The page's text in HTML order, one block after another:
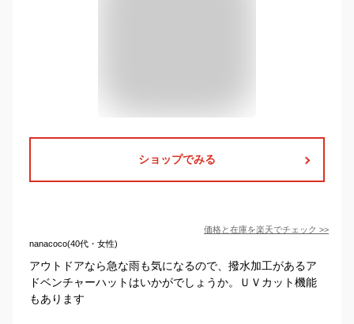
ショップでみる
価格と在庫を楽天でチェック >>
nanacoco(40代・女性)
アウトドアなら急な雨も気になるので、撥水加工があるア
ドベンチャーハットはいかがでしょうか。ＵＶカット機能
もあります